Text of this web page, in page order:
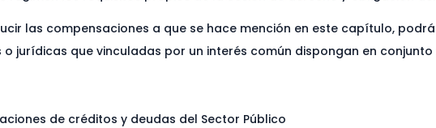
las compensaciones a que se hace mención en este capítulo,
jurídicas que vinculadas por un interés común dispongan en
de créditos y deudas del Sector Público